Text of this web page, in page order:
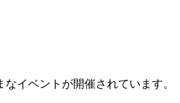
イベントが開催されています。